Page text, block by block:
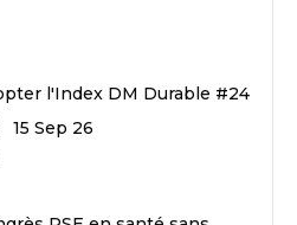
l'Index DM Durable #24
15 Sep 26